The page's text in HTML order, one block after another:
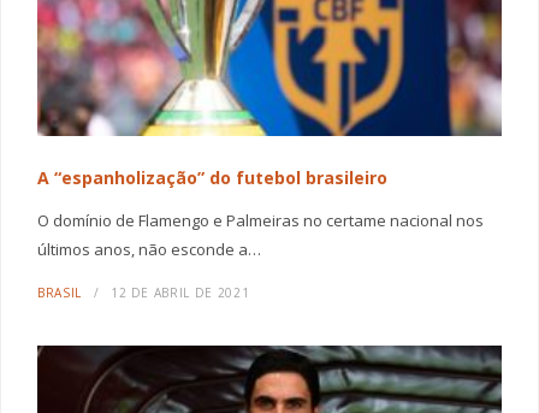
A “espanholização” do futebol brasileiro
O domínio de Flamengo e Palmeiras no certame nacional nos
últimos anos, não esconde a…
BRASIL 12 DE ABRIL DE 2021